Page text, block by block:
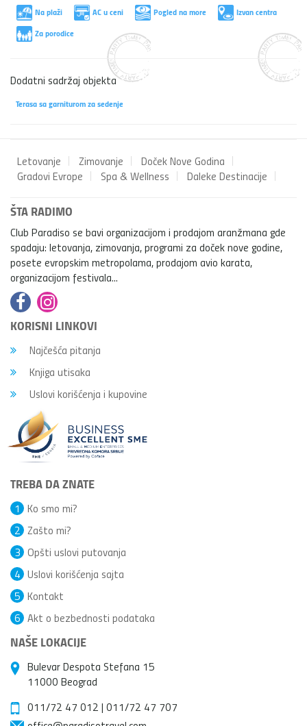
Na plaži AC u ceni Pogled na more
Izvan centra
Za porodice
Dodatni sadržaj objekta
Terasa sa garniturom za sedenje
Letovanje Zimovanje
Doček Nove Godina
Gradovi Evrope
Spa & Wellness Daleke Destinacije
ŠTA RADIMO
Club Paradiso se bavi organizacijom i prodajom aranžmana gde
spadaju: letovanja, zimovanja, programi za doček nove godine,
posete evropskim metropolama, prodajom avio karata,
organizacijom festivala...
KORISNI LINKOVI
Najčešća pitanja
Knjiga utisaka
Uslovi korišćenja i kupovine
TREBA DA ZNATE
Ko smo mi?
1
Zašto mi?
2
Opšti uslovi putovanja
3
Uslovi korišćenja sajta
4
Kontakt
5
Akt o bezbednosti podataka
6
NAŠE LOKACIJE
Bulevar Despota Stefana 15
11000 Beograd
011/72 47 012 | 011/72 47 707